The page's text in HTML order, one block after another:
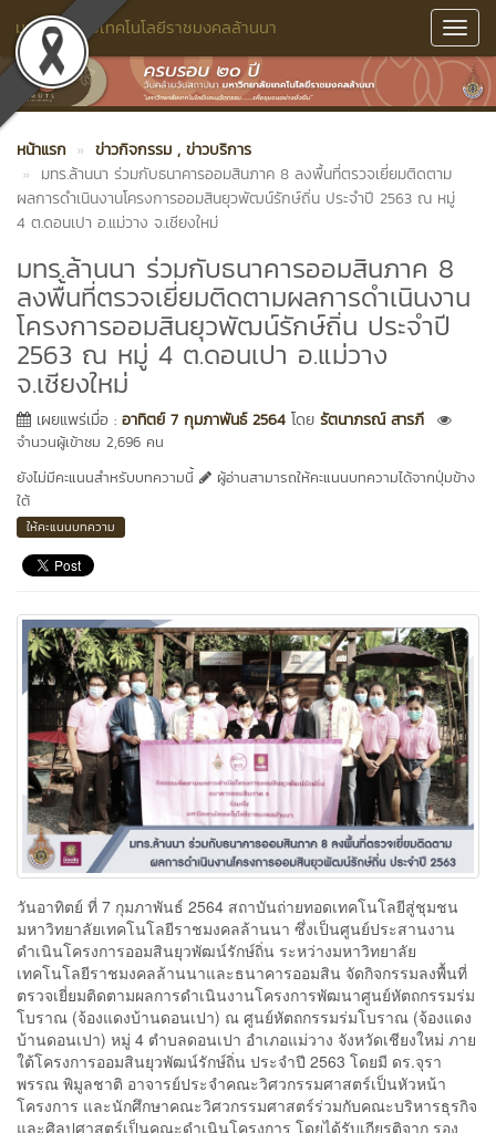
มหาวิทยาลัยเทคโนโลยีราชมงคลล้านนา
หน้าแรก ข่าวกิจกรรม , ข่าวบริการ
มทร.ล้านนา ร่วมกับธนาคารออมสินภาค 8 ลงพื้นที่ตรวจเยี่ยมติดตาม
ผลการดำเนินงานโครงการออมสินยุวพัฒน์รักษ์ถิ่น ประจำปี 2563 ณ หมู่
4 ต.ดอนเปา อ.แม่วาง จ.เชียงใหม่
มทร.ล้านนา ร่วมกับธนาคารออมสินภาค 8
ลงพื้นที่ตรวจเยี่ยมติดตามผลการดำเนินงาน
โครงการออมสินยุวพัฒน์รักษ์ถิ่น ประจำปี
2563 ณ หมู่ 4 ต.ดอนเปา อ.แม่วาง
จ.เชียงใหม่
เผยแพร่เมื่อ : อาทิตย์ 7 กุมภาพันธ์ 2564 โดย รัตนาภรณ์ สารภี
จำนวนผู้เข้าชม 2,696 คน
ยังไม่มีคะแนนสำหรับบทความนี้
ผู้อ่านสามารถให้คะแนนบทความได้จากปุ่มข้าง
ใต้
ให้คะแนนบทความ
วันอาทิตย์ ที่ 7 กุมภาพันธ์ 2564 สถาบันถ่ายทอดเทคโนโลยีสู่ชุมชน
มหาวิทยาลัยเทคโนโลยีราชมงคลล้านนา ซึ่งเป็นศูนย์ประสานงาน
ดำเนินโครงการออมสินยุวพัฒน์รักษ์ถิ่น ระหว่างมหาวิทยาลัย
เทคโนโลยีราชมงคลล้านนาและธนาคารออมสิน จัดกิจกรรมลงพื้นที่
ตรวจเยี่ยมติดตามผลการดำเนินงานโครงการพัฒนาศูนย์หัตถกรรมร่ม
โบราณ (จ้องแดงบ้านดอนเปา) ณ ศูนย์หัตถกรรมร่มโบราณ (จ้องแดง
บ้านดอนเปา) หมู่ 4 ตำบลดอนเปา อำเภอแม่วาง จังหวัดเชียงใหม่ ภาย
ใต้โครงการออมสินยุวพัฒน์รักษ์ถิ่น ประจำปี 2563 โดยมี ดร.จุรา
พรรณ พิมูลชาติ อาจารย์ประจำคณะวิศวกรรมศาสตร์เป็นหัวหน้า
โครงการ และนักศึกษาคณะวิศวกรรมศาสตร์ร่วมกับคณะบริหารธุรกิจ
และศิลปศาสตร์เป็นคณะดำเนินโครงการ โดยได้รับเกียรติจาก รอง